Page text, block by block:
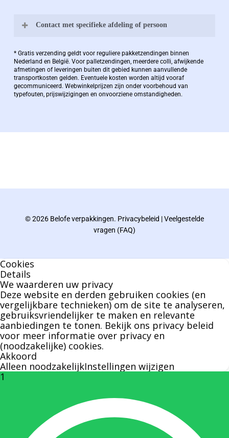
Contact met specifieke afdeling of persoon
Bernard Pauwels:
Zaakvoerder Berdo
bernard@berdo.be
afgelopen decennia.
Bernard werkt 25 uur per dag en draait voor
U kunt Bernard bellen of mailen voor vragen
over leveringen of facturen. Of als u een
specifieke persoon niet kunt bereiken zal
Bernard u graag te woord staan.
Nicole Bisscheroux:
+32(0)485 55 90 07
* Gratis verzending geldt voor reguliere pakketzendingen binnen
Nederland en België. Voor palletzendingen, meerdere colli, afwijkende
afmetingen of leveringen buiten dit gebied kunnen aanvullende
transportkosten gelden. Eventuele kosten worden altijd vooraf
gecommuniceerd. Webwinkelprijzen zijn onder voorbehoud van
typefouten, prijswijzigingen en onvoorziene omstandigheden.
© 2026 Belofe verpakkingen. Privacybeleid |Veelgestelde
vragen (FAQ)
Cookies
Details
We waarderen uw privacy
Deze website en derden gebruiken cookies (en
vergelijkbare technieken) om de site te analyseren,
gebruiksvriendelijker te maken en relevante
aanbiedingen te tonen. Bekijk ons privacy beleid
voor meer informatie over privacy en
(noodzakelijke) cookies.
Akkoord
Alleen noodzakelijkInstellingen wijzigen
1